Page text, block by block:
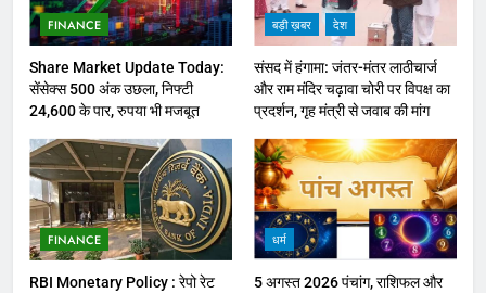
FINANCE
Share Market Update Today:
सेंसेक्स 500 अंक उछला, निफ्टी
24,600 के पार, रुपया भी मजबूत
बड़ी ख़बर देश
संसद में हंगामा: जंतर-मंतर लाठीचार्ज
और राम मंदिर चढ़ावा चोरी पर विपक्ष का
प्रदर्शन, गृह मंत्री से जवाब की मांग
FINANCE
RBI Monetary Policy : रेपो रेट
धर्म
5 अगस्त 2026 पंचांग, राशिफल और